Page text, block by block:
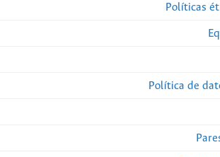
Políticas
Política de